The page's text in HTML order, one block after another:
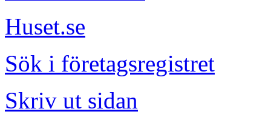
Huset.se
Sök i företagsregistret
Skriv ut sidan